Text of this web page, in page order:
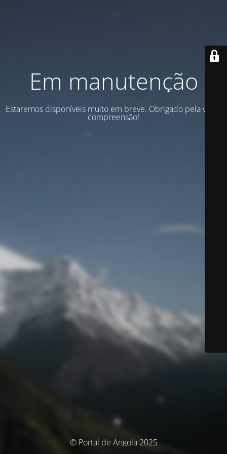
Em manutenção
Estaremos disponíveis muito em breve. Obrigado pela vossa
compreensão!
© Portal de Angola 2025